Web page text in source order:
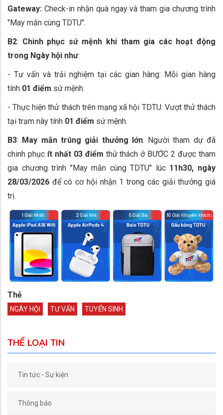
Gateway: Check-in nhận quà ngay và tham gia chương trình
"May mắn cùng TDTU".
B2: Chinh phục sứ mệnh khi tham gia các hoạt động
trong Ngày hội như:
- Tư vấn và trải nghiệm tại các gian hàng: Mỗi gian hàng
tính 01 điểm sứ mệnh.
- Thực hiện thử thách trên mạng xã hội TDTU: Vượt thử thách
tại trạm này tính 01 điểm sứ mệnh.
B3: May mắn trúng giải thưởng lớn: Người tham dự đã
chinh phục ít nhất 03 điểm thử thách ở BƯỚC 2 được tham
gia chương trình "May mắn cùng TDTU" lúc 11h30, ngày
28/03/2026 để có cơ hội nhận 1 trong các giải thưởng giá
trị.
Thẻ
NGÀY HỘI TƯ VẤN TUYỂN SINH
THỂ LOẠI TIN
Tin tức - Sự kiện
Thông báo